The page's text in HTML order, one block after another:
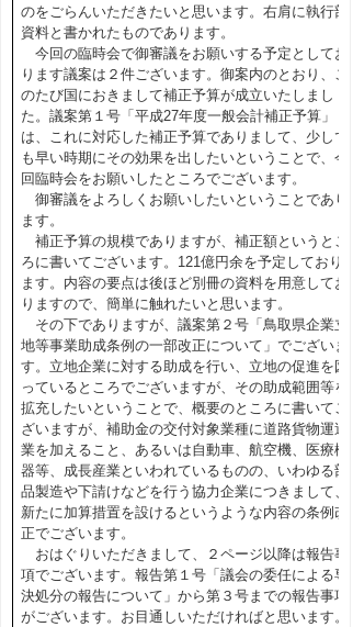
のをごらんいただきたいと思います。右肩に執行部
資料と書かれたものであります。
今回の臨時会で御審議をお願いする予定としてお
ります議案は２件ございます。御案内のとおり、こ
のたび国におきまして補正予算が成立いたしまし
た。議案第１号「平成27年度一般会計補正予算」
は、これに対応した補正予算でありまして、少しで
も早い時期にその効果を出したいということで、今
回臨時会をお願いしたところでございます。
御審議をよろしくお願いしたいということであり
ます。
補正予算の規模でありますが、補正額というとこ
ろに書いてございます。121億円余を予定しており
ます。内容の要点は後ほど別冊の資料を用意してお
りますので、簡単に触れたいと思います。
その下でありますが、議案第２号「鳥取県企業立
地等事業助成条例の一部改正について」でございま
す。立地企業に対する助成を行い、立地の促進を図
っているところでございますが、その助成範囲等を
拡充したいということで、概要のところに書いてご
ざいますが、補助金の交付対象業種に道路貨物運送
業を加えること、あるいは自動車、航空機、医療機
器等、成長産業といわれているものの、いわゆる部
品製造や下請けなどを行う協力企業につきまして、
新たに加算措置を設けるというような内容の条例改
正でございます。
おはぐりいただきまして、２ページ以降は報告事
項でございます。報告第１号「議会の委任による専
決処分の報告について」から第３号までの報告事項
がございます。お目通しいただければと思います。